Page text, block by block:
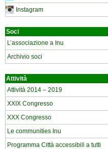
Instagram
Soci
L’associazione a Inu
Archivio soci
Attività
Attività 2014 – 2019
XXIX Congresso
XXX Congresso
Le communities Inu
Programma Città accessibili a tutti